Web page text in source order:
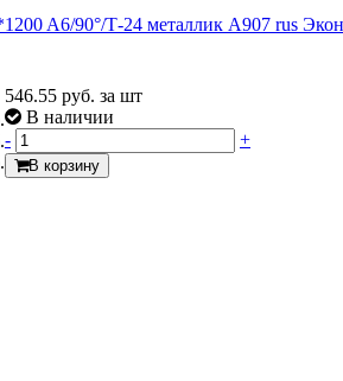
546.55 руб. за шт
В наличии
-
+
В корзину